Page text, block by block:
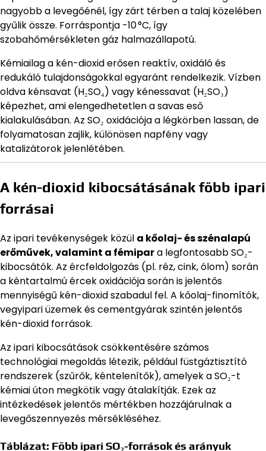
nagyobb a levegőénél, így zárt térben a talaj közelében
gyűlik össze. Forráspontja -10 °C, így
szobahőmérsékleten gáz halmazállapotú.
Kémiailag a kén-dioxid erősen reaktív, oxidáló és
redukáló tulajdonságokkal egyaránt rendelkezik. Vízben
oldva kénsavat (H₂SO₄) vagy kénessavat (H₂SO₃)
képezhet, ami elengedhetetlen a savas eső
kialakulásában. Az SO₂ oxidációja a légkörben lassan, de
folyamatosan zajlik, különösen napfény vagy
katalizátorok jelenlétében.
A kén-dioxid kibocsátásának főbb ipari
forrásai
Az ipari tevékenységek közül a kőolaj- és szénalapú
erőművek, valamint a fémipara legfontosabb SO₂-
kibocsátók. Az ércfeldolgozás (pl. réz, cink, ólom) során
a kéntartalmú ércek oxidációja során is jelentős
mennyiségű kén-dioxid szabadul fel. A kőolaj-finomítók,
vegyipari üzemek és cementgyárak szintén jelentős
kén-dioxid források.
Az ipari kibocsátások csökkentésére számos
technológiai megoldás létezik, például füstgáztisztító
rendszerek (szűrők, kéntelenítők), amelyek a SO₂-t
kémiai úton megkötik vagy átalakítják. Ezek az
intézkedések jelentős mértékben hozzájárulnak a
levegőszennyezés mérsékléséhez.
Táblázat: Főbb ipari SO₂-források és arányuk